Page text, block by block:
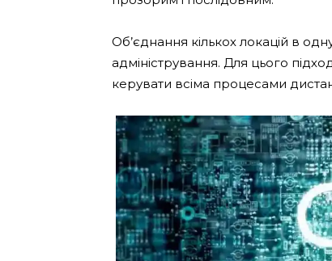
Об’єднання кількох локацій в
адміністрування. Для цього
керувати всіма процесами